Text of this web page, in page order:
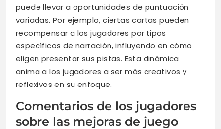
puede llevar a oportunidades de puntuación
variadas. Por ejemplo, ciertas cartas pueden
recompensar a los jugadores por tipos
específicos de narración, influyendo en cómo
eligen presentar sus pistas. Esta dinámica
anima a los jugadores a ser más creativos y
reflexivos en su enfoque.
Comentarios de los jugadores
sobre las mejoras de juego